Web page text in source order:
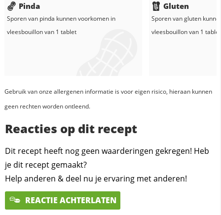
Pinda
Sporen van pinda kunnen voorkomen in
vleesbouillon van 1 tablet
Gluten
Sporen van gluten
vleesbouillon van 1 tablet
Gebruik van onze allergenen informatie is voor eigen risico, hieraan kunnen
geen rechten worden ontleend.
Reacties op dit recept
Dit recept heeft nog geen waarderingen gekregen! Heb
je dit recept gemaakt?
Help anderen & deel nu je ervaring met anderen!
REACTIE ACHTERLATEN